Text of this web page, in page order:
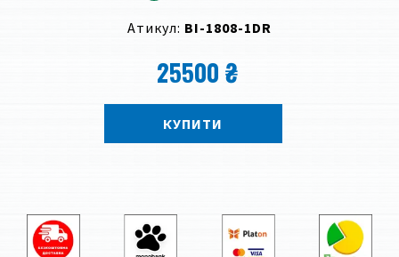
Атикул: BI-1808-1DR
25500 ₴
КУПИТИ